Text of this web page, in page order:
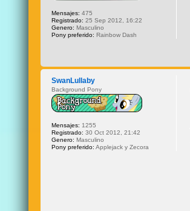
Mensajes: 475
Registrado: 25 Sep 2012, 16:22
Genero: Masculino
Pony preferido: Rainbow Dash
SwanLullaby
Background Pony
Mensajes: 1255
Registrado: 30 Oct 2012, 21:42
Genero: Masculino
Pony preferido: Applejack y Zecora